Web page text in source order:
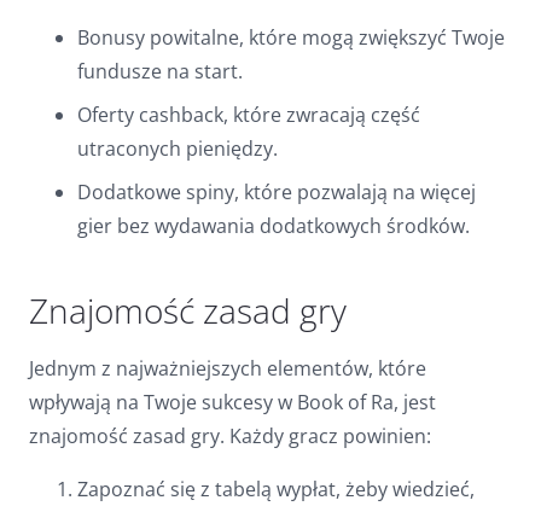
Bonusy powitalne, które mogą zwiększyć Twoje
fundusze na start.
Oferty cashback, które zwracają część
utraconych pieniędzy.
Dodatkowe spiny, które pozwalają na więcej
gier bez wydawania dodatkowych środków.
Znajomość zasad gry
Jednym z najważniejszych elementów, które
wpływają na Twoje sukcesy w Book of Ra, jest
znajomość zasad gry. Każdy gracz powinien:
Zapoznać się z tabelą wypłat, żeby wiedzieć,